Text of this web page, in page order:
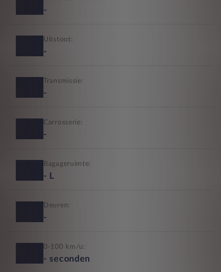
-
Uitstoot:
-
Transmissie:
-
Carrosserie:
-
Bagageruimte:
- L
Deuren:
-
0-100 km/u:
- seconden